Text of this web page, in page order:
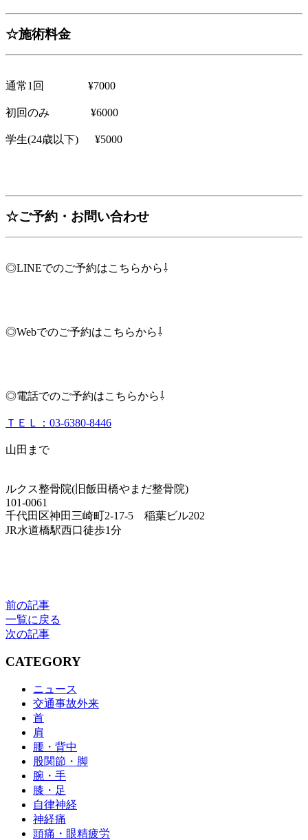
☆施術料金
通常1回 ¥7000
初回のみ ¥6000
学生(24歳以下) ¥5000
☆ご予約・お問い合わせ
◎LINEでのご予約はこちらから⇩
◎Webでのご予約はこちらから⇩
◎電話でのご予約はこちらから⇩
ＴＥＬ：03-6380-8446
山田まで
ルクス整骨院(旧飯田橋やまだ整骨院)
101-0061
千代田区神田三崎町2‐17‐5 稲葉ビル202
JR水道橋駅西口徒歩1分
前の記事
一覧に戻る
次の記事
CATEGORY
ニュース
交通事故外来
首
肩
腰・背中
股関節・脚
腕・手
膝・足
自律神経
神経痛
頭痛・眼精疲労